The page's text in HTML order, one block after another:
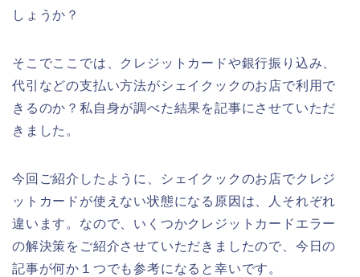
しょうか？
そこでここでは、クレジットカードや銀行振り込み、
代引などの支払い方法がシェイクックのお店で利用で
きるのか？私自身が調べた結果を記事にさせていただ
きました。
今回ご紹介したように、シェイクックのお店でクレジ
ットカードが使えない状態になる原因は、人それぞれ
違います。なので、いくつかクレジットカードエラー
の解決策をご紹介させていただきましたので、今日の
記事が何か１つでも参考になると幸いです。